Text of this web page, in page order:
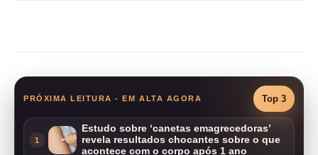
PRÓXIMA LEITURA - EM ALTA AGORA Top 3
1
Estudo sobre ‘canetas emagrecedoras’
revela resultados chocantes sobre o que
acontece com o corpo após 1 ano